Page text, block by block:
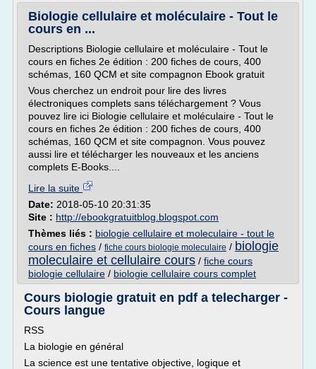
Biologie cellulaire et moléculaire - Tout le
cours en ...
Descriptions Biologie cellulaire et moléculaire - Tout le
cours en fiches 2e édition : 200 fiches de cours, 400
schémas, 160 QCM et site compagnon Ebook gratuit
Vous cherchez un endroit pour lire des livres
électroniques complets sans téléchargement ? Vous
pouvez lire ici Biologie cellulaire et moléculaire - Tout le
cours en fiches 2e édition : 200 fiches de cours, 400
schémas, 160 QCM et site compagnon. Vous pouvez
aussi lire et télécharger les nouveaux et les anciens
complets E-Books....
Lire la suite
Date: 2018-05-10 20:31:35
Site : http://ebookgratuitblog.blogspot.com
Thèmes liés : biologie cellulaire et moleculaire - tout le
cours en fiches / fiche cours biologie moleculaire / biologie
moleculaire et cellulaire cours / fiche cours
biologie cellulaire / biologie cellulaire cours complet
Cours biologie gratuit en pdf a telecharger -
Cours langue
RSS
La biologie en général
La science est une tentative objective, logique et